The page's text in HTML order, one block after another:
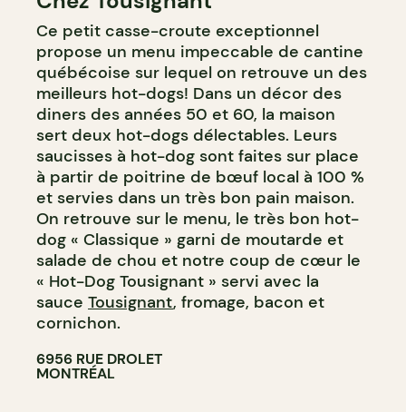
Ce petit casse-croute exceptionnel
propose un menu impeccable de cantine
québécoise sur lequel on retrouve un des
meilleurs hot-dogs! Dans un décor des
diners des années 50 et 60, la maison
sert deux hot-dogs délectables. Leurs
saucisses à hot-dog sont faites sur place
à partir de poitrine de bœuf local à 100 %
et servies dans un très bon pain maison.
On retrouve sur le menu, le très bon hot-
dog « Classique » garni de moutarde et
salade de chou et notre coup de cœur le
« Hot-Dog Tousignant » servi avec la
sauce Tousignant, fromage, bacon et
cornichon.
6956 RUE DROLET
MONTRÉAL